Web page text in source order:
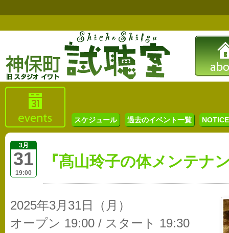
スケジュール 過去のイベント一覧
3月
31
19:00
『髙山玲子の体メンテナ
2025年3月31日（月）
オープン 19:00 / スタート 19:30